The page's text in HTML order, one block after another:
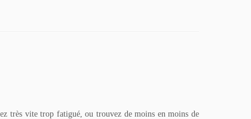
très vite trop fatigué, ou trouvez de moins en moins de